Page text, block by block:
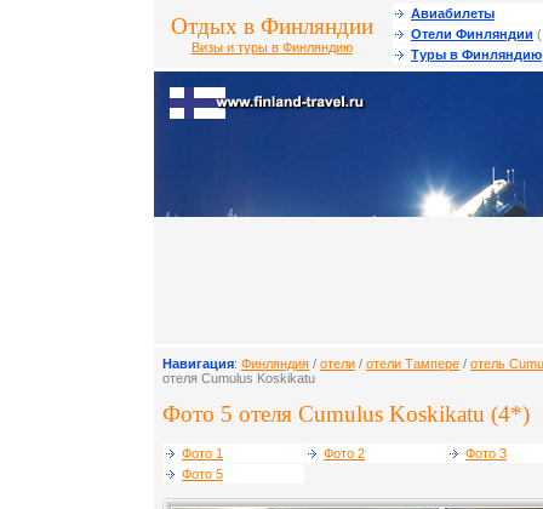
Отдых в Финляндии
Визы и туры в Финляндию
Авиабилеты
Отели Финляндии
Туры в Финляндию
Навигация: Финляндия / отели / отели Тампере / отель
отеля Cumulus Koskikatu
Фото 5 отеля Cumulus Koskikatu (4*)
Фото 1 Фото 2
Фото 3
Фото 5